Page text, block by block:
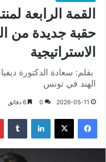
القمة الرابعة
حقبة جديدة من
الاستراتيجية
بقلم: سعادة الدكتورة
الهند في تونس
2026-05-11
0
فيسبوك X لينكدإن